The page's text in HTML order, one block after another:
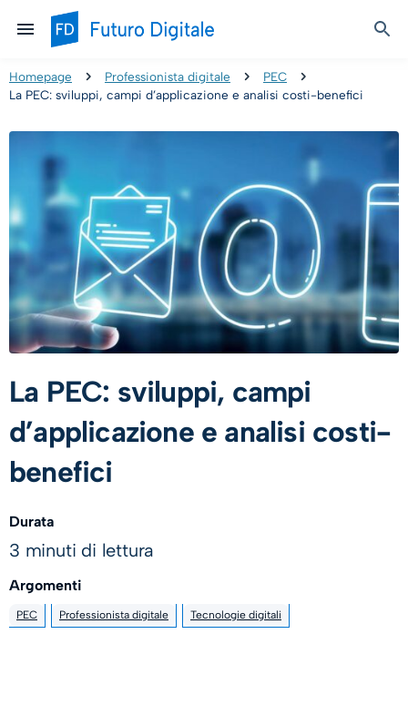
Homepage Professionista digitale
PEC
La PEC: sviluppi, campi d’applicazione e analisi costi-benefici
La PEC: sviluppi, campi
d’applicazione e analisi costi-
benefici
Durata
3 minuti di lettura
Argomenti
PEC Professionista digitale Tecnologie digitali